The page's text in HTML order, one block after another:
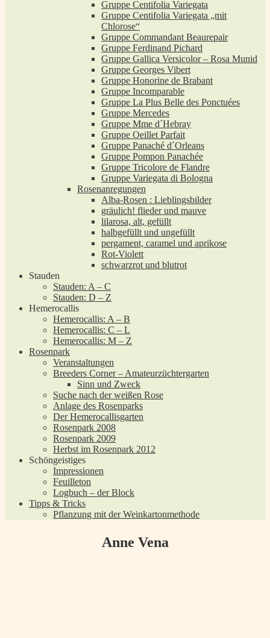
Gruppe Centifolia Variegata
Gruppe Centifolia Variegata „mit
Chlorose“
Gruppe Commandant Beaurepair
Gruppe Ferdinand Pichard
Gruppe Gallica Versicolor – Rosa Munid
Gruppe Georges Vibert
Gruppe Honorine de Brabant
Gruppe Incomparable
Gruppe La Plus Belle des Ponctuées
Gruppe Mercedes
Gruppe Mme d´Hebray
Gruppe Oeillet Parfait
Gruppe Panaché d´Orleans
Gruppe Pompon Panachée
Gruppe Tricolore de Flandre
Gruppe Variegata di Bologna
Rosenanregungen
Alba-Rosen : Lieblingsbilder
gräulich! flieder und mauve
lilarosa, alt, gefüllt
halbgefüllt und ungefüllt
pergament, caramel und aprikose
Rot-Violett
schwarzrot und blutrot
Stauden
Stauden: A – C
Stauden: D – Z
Hemerocallis
Hemerocallis: A – B
Hemerocallis: C – L
Hemerocallis: M – Z
Rosenpark
Veranstaltungen
Breeders Corner – Amateurzüchtergarten
Sinn und Zweck
Suche nach der weißen Rose
Anlage des Rosenparks
Der Hemerocallisgarten
Rosenpark 2008
Rosenpark 2009
Herbst im Rosenpark 2012
Schöngeistiges
Impressionen
Feuilleton
Logbuch – der Block
Tipps & Tricks
Pflanzung mit der Weinkartonmethode
Anne Vena